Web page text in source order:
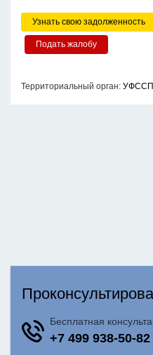
Узнать свою задолженность
Территориальный орган: УФССП